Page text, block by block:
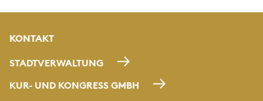
KONTAKT
STADTVERWALTUNG
KUR- UND KONGRESS GMBH